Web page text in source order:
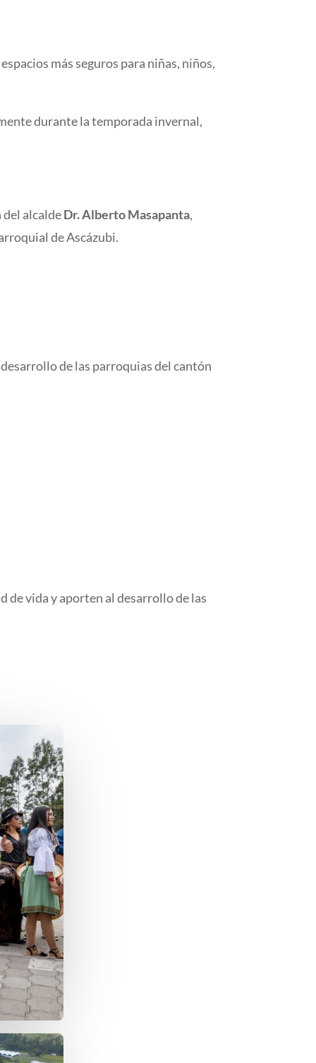
más seguros para niñas, niños,
durante la temporada invernal,
alcaldeDr. Alberto Masapanta,
de Ascázubi.
de las parroquias del cantón
de vida y aporten al desarrollo de las